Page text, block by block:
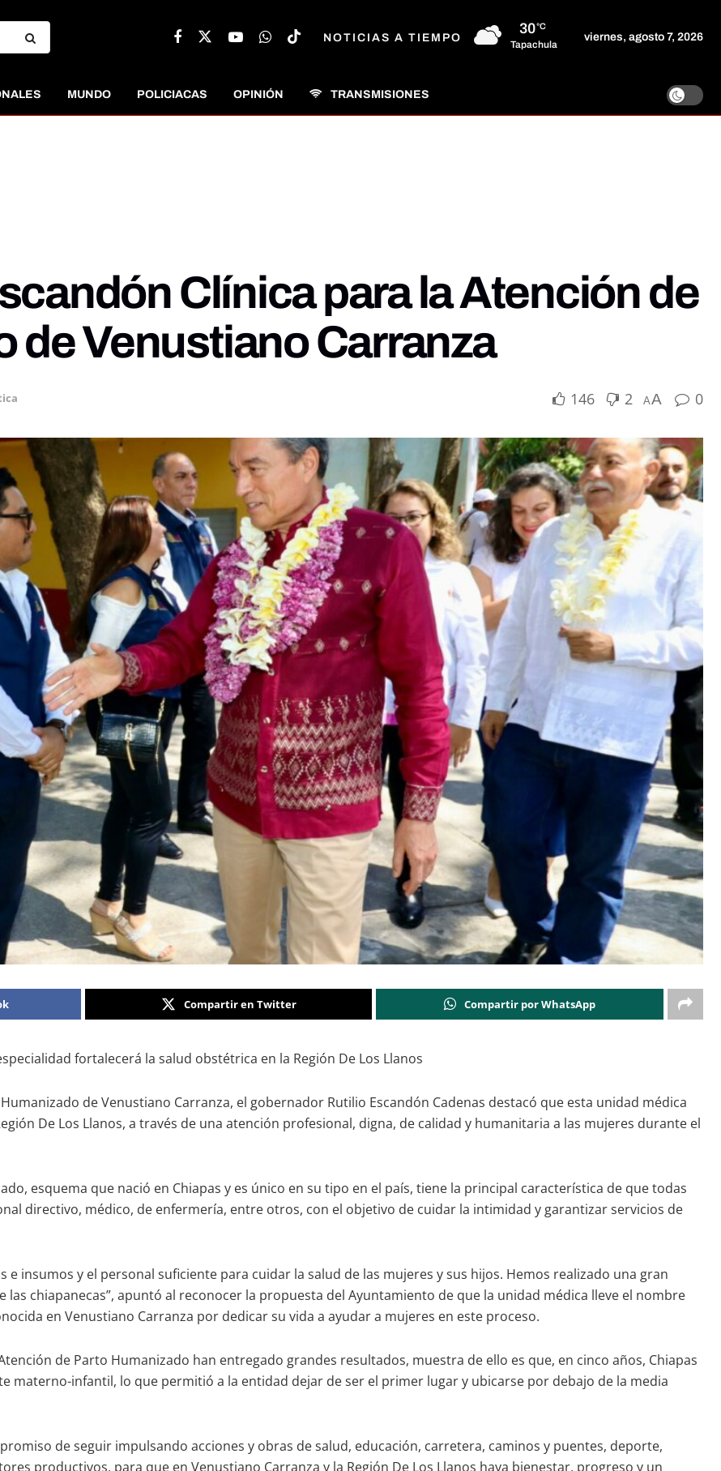
NOTICIAS A TIEMPO
30°C
Tapachula
viernes, agosto 7, 2026
MUNDO POLICIACAS OPINIÓN TRANSMISIONES
Clínica para la Atención de
de Venustiano Carranza
146 2 AA 0
Compartir en Twitter Compartir por WhatsApp
fortalecerá la salud obstétrica en la Región De Los Llanos
de Venustiano Carranza, el gobernador Rutilio Escandón Cadenas destacó que esta unidad médica
De Los Llanos, a través de una atención profesional, digna, de calidad y humanitaria a las mujeres durante el
esquema que nació en Chiapas y es único en su tipo en el país, tiene la principal característica de que todas
directivo, médico, de enfermería, entre otros, con el objetivo de cuidar la intimidad y garantizar servicios de
e insumos y el personal suficiente para cuidar la salud de las mujeres y sus hijos. Hemos realizado una gran
chiapanecas”, apuntó al reconocer la propuesta del Ayuntamiento de que la unidad médica lleve el nombre
en Venustiano Carranza por dedicar su vida a ayudar a mujeres en este proceso.
de Parto Humanizado han entregado grandes resultados, muestra de ello es que, en cinco años, Chiapas
materno-infantil, lo que permitió a la entidad dejar de ser el primer lugar y ubicarse por debajo de la media
de seguir impulsando acciones y obras de salud, educación, carretera, caminos y puentes, deporte,
productivos, para que en Venustiano Carranza y la Región De Los Llanos haya bienestar, progreso y un